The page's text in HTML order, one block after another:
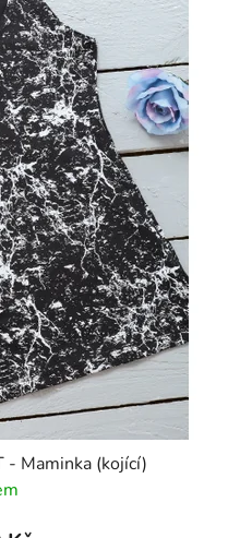
- Maminka (kojící)